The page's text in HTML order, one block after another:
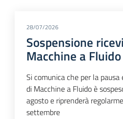
28/07/2026
Sospensione
Macchine a Fluido
Si comunica che per la
di Macchine a Fluido è
agosto e riprenderà
settembre